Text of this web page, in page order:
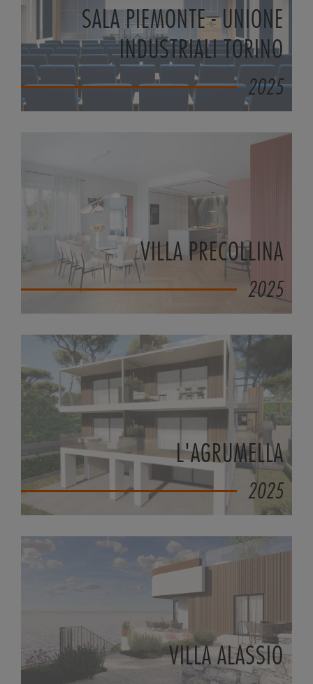
SALA PIEMONTE - UNIONE
INDUSTRIALI TORINO
2025
VILLA PRECOLLINA
2025
L'AGRUMELLA
2025
VILLA ALASSIO